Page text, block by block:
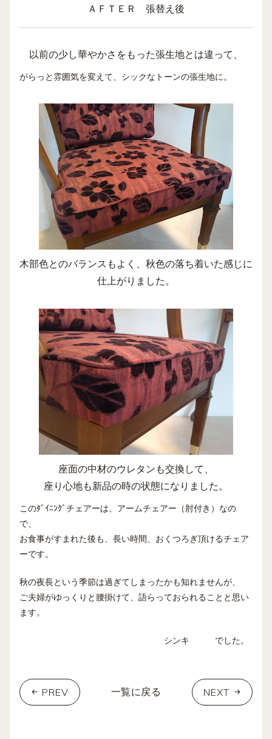
ＡＦＴＥＲ 張替え後
以前の少し華やかさをもった張生地とは違って、
がらっと雰囲気を変えて、シックなトーンの張生地に。
木部色とのバランスもよく、秋色の落ち着いた感じに
仕上がりました。
座面の中材のウレタンも交換して、
座り心地も新品の時の状態になりました。
このﾀﾞｲﾆﾝｸﾞチェアーは、アームチェアー（肘付き）なの
で、
お食事がすまれた後も、長い時間、おくつろぎ頂けるチェア
ーです。
秋の夜長という季節は過ぎてしまったかも知れませんが、
ご夫婦がゆっくりと腰掛けて、語らっておられることと思い
ます。
シンキ でした。
PREV 一覧に戻る NEXT